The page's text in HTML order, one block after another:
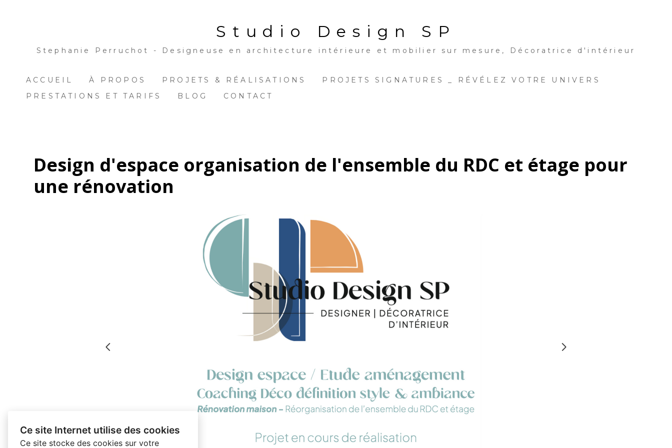
Ce site Internet utilise des cookies
Ce site stocke des cookies sur votre
Studio Design SP
Stephanie Perruchot - Designeuse en architecture intérieure et mobilier sur mesure, Décoratrice d'intérieur
ACCUEIL À PROPOS PROJETS & RÉALISATIONS
PROJETS SIGNATURES _ RÉVÉLEZ VOTRE UNIVERS
PRESTATIONS ET TARIFS
BLOG CONTACT
Design d'espace organisation de l'ensemble du RDC et étage pour
une rénovation